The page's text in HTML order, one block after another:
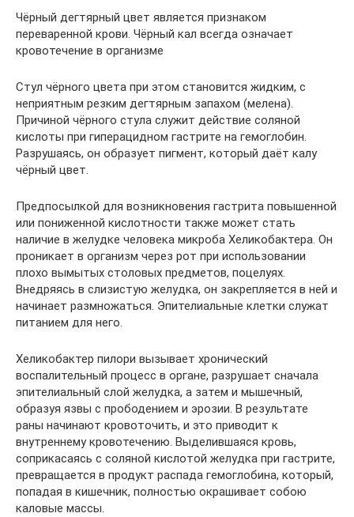
Чёрный дегтярный цвет является признаком
переваренной крови. Чёрный кал всегда означает
кровотечение в организме
Стул чёрного цвета при этом становится жидким, с
неприятным резким дегтярным запахом (мелена).
Причиной чёрного стула служит действие соляной
кислоты при гиперацидном гастрите на гемоглобин.
Разрушаясь, он образует пигмент, который даёт калу
чёрный цвет.
Предпосылкой для возникновения гастрита повышенной
или пониженной кислотности также может стать
наличие в желудке человека микроба Хеликобактера. Он
проникает в организм через рот при использовании
плохо вымытых столовых предметов, поцелуях.
Внедряясь в слизистую желудка, он закрепляется в ней и
начинает размножаться. Эпителиальные клетки служат
питанием для него.
Хеликобактер пилори вызывает хронический
воспалительный процесс в органе, разрушает сначала
эпителиальный слой желудка, а затем и мышечный,
образуя язвы с прободением и эрозии. В результате
раны начинают кровоточить, и это приводит к
внутреннему кровотечению. Выделившаяся кровь,
соприкасаясь с соляной кислотой желудка при гастрите,
превращается в продукт распада гемоглобина, который,
попадая в кишечник, полностью окрашивает собою
каловые массы.